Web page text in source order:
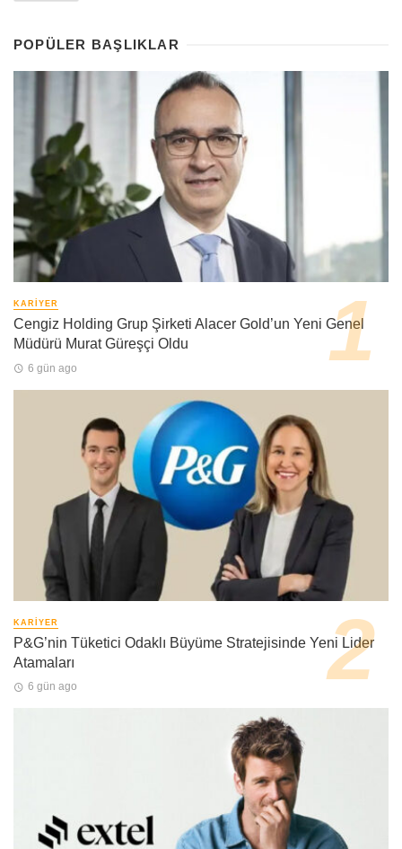
POPÜLER BAŞLIKLAR
KARIYER
Cengiz Holding Grup Şirketi Alacer Gold’un Yeni Genel
Müdürü Murat Güreşçi Oldu
6 gün ago
KARIYER
P&G’nin Tüketici Odaklı Büyüme Stratejisinde Yeni Lider
Atamaları
6 gün ago